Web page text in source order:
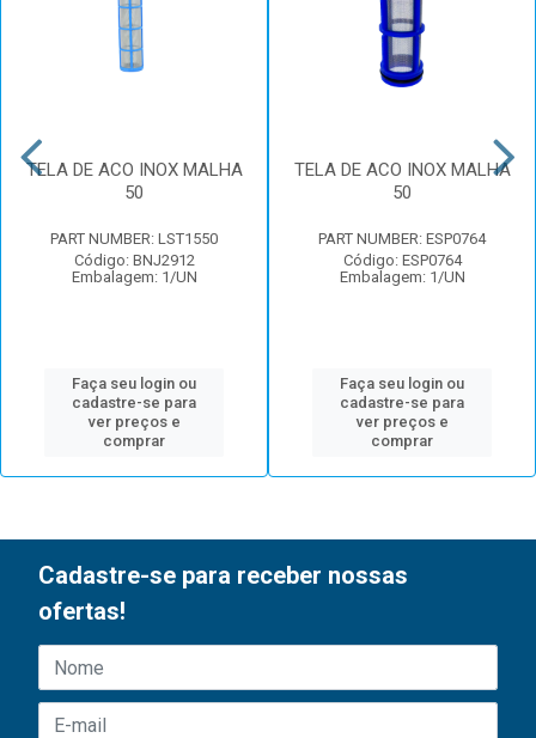
TELA DE ACO INOX MALHA
50
PART NUMBER: LST1550
Código: BNJ2912
Embalagem: 1/UN
Faça seu login ou
cadastre-se para
ver preços e
comprar
TELA DE ACO INOX MALHA
50
PART NUMBER: ESP0764
Código: ESP0764
Embalagem: 1/UN
Faça seu login ou
cadastre-se para
ver preços e
comprar
Cadastre-se para receber nossas
ofertas!